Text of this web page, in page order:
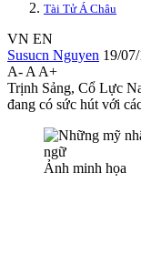
Tài Tử Á Châu
VN EN
Susucn Nguyen 19/
A- A A+
Trịnh Sảng, Cổ Lực
đang có sức hút với
Ảnh minh họa